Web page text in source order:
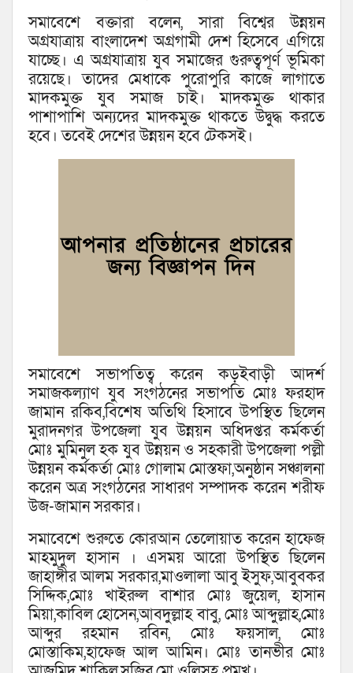
সমাবেশে বক্তারা বলেন, সারা বিশ্বের উন্নয়ন
অগ্রযাত্রায় বাংলাদেশ অগ্রগামী দেশ হিসেবে এগিয়ে
যাচ্ছে। এ অগ্রযাত্রায় যুব সমাজের গুরুত্বপূর্ণ ভূমিকা
রয়েছে। তাদের মেধাকে পুরোপুরি কাজে লাগাতে
মাদকমুক্ত যুব সমাজ চাই। মাদকমুক্ত থাকার
পাশাপাশি অন্যদের মাদকমুক্ত থাকতে উদ্বুদ্ধ করতে
হবে। তবেই দেশের উন্নয়ন হবে টেকসই।
সমাবেশে সভাপতিত্ব করেন কড়ইবাড়ী আদর্শ
সমাজকল্যাণ যুব সংগঠনের সভাপতি মোঃ ফরহাদ
জামান রকিব,বিশেষ অতিথি হিসাবে উপস্থিত ছিলেন
মুরাদনগর উপজেলা যুব উন্নয়ন অধিদপ্তর কর্মকর্তা
মোঃ মুমিনুল হক যুব উন্নয়ন ও সহকারী উপজেলা পল্লী
উন্নয়ন কর্মকর্তা মোঃ গোলাম মোস্তফা,অনুষ্ঠান সঞ্চালনা
করেন অত্র সংগঠনের সাধারণ সম্পাদক করেন শরীফ
উজ-জামান সরকার।
সমাবেশে শুরুতে কোরআন তেলোয়াত করেন হাফেজ
মাহমুদুল হাসান । এসময় আরো উপস্থিত ছিলেন
জাহাঙ্গীর আলম সরকার,মাওলালা আবু ইসুফ,আবুবকর
সিদ্দিক,মোঃ খাইরুল বাশার মোঃ জুয়েল, হাসান
মিয়া,কাবিল হোসেন,আবদুল্লাহ বাবু, মোঃ আব্দুল্লাহ,মোঃ
আব্দুর রহমান রবিন, মোঃ ফয়সাল, মোঃ
মোস্তাকিম,হাফেজ আল আমিন। মোঃ তানভীর মোঃ